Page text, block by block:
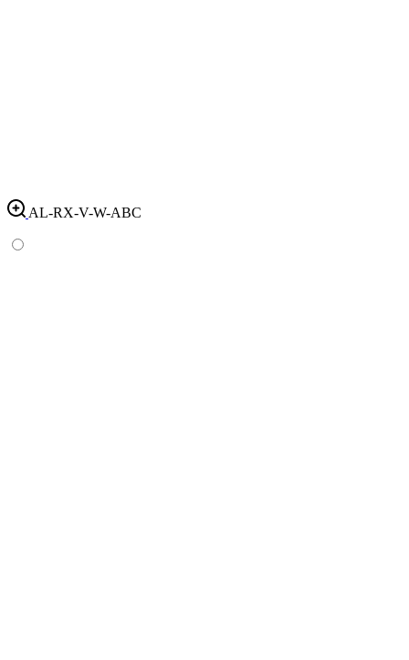
AL-RX-V-W-ABC